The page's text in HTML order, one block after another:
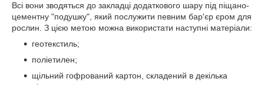
Всі вони зводяться до закладці додаткового шару під піщано-
цементну "подушку", який послужити певним бар'єр єром для
рослин. З цією метою можна використати наступні матеріали:
геотекстиль;
поліетилен;
щільний гофрований картон, складений в декілька